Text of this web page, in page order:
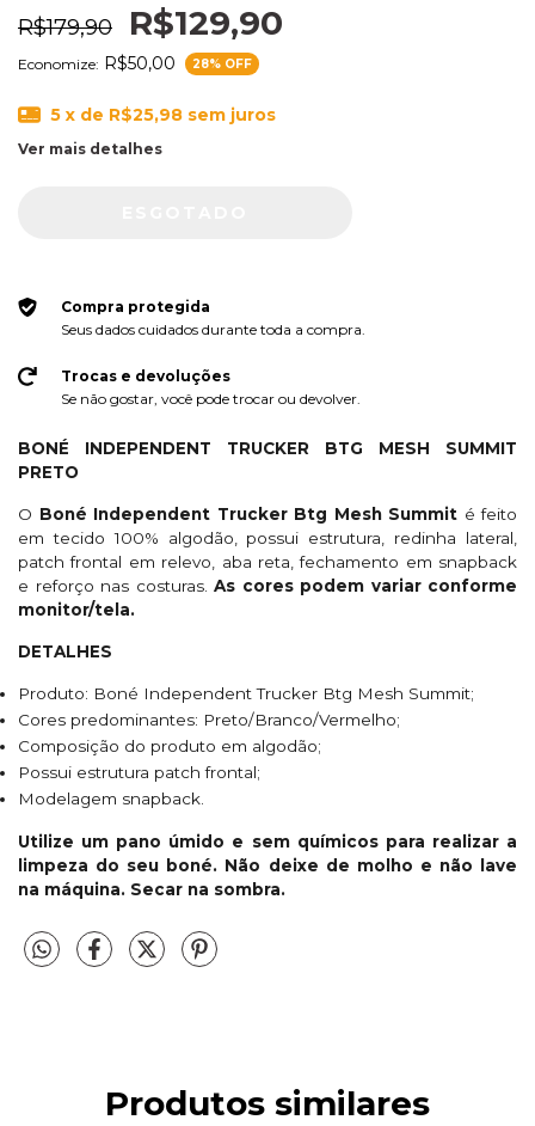
R$179,90 R$129,90
Economize: R$50,00 28% OFF
5 x de R$25,98 sem juros
Ver mais detalhes
Compra protegida
Seus dados cuidados durante toda a compra.
Trocas e devoluções
Se não gostar, você pode trocar ou devolver.
BONÉ INDEPENDENT TRUCKER BTG MESH SUMMIT
PRETO
O Boné Independent Trucker Btg Mesh Summit é feito
em tecido 100% algodão, possui estrutura, redinha lateral,
patch frontal em relevo, aba reta, fechamento em snapback
e reforço nas costuras. As cores podem variar conforme
monitor/tela.
DETALHES
Produto: Boné Independent Trucker Btg Mesh Summit;
Cores predominantes: Preto/Branco/Vermelho;
Composição do produto em algodão;
Possui estrutura patch frontal;
Modelagem snapback.
Utilize um pano úmido e sem químicos para realizar a
limpeza do seu boné. Não deixe de molho e não lave
na máquina. Secar na sombra.
Produtos similares